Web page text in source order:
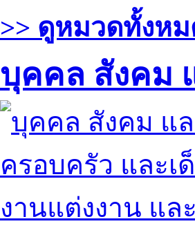
>> ดูหมวดทั้งห
บุคคล สังคม
ครอบครัว และเ
งานแต่งงาน แล